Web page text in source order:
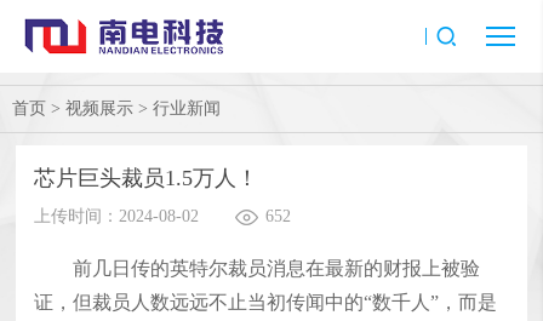
首页 > 视频展示 > 行业新闻
芯片巨头裁员1.5万人！
上传时间：2024-08-02 652
前几日传的英特尔裁员消息在最新的财报上被验
证，但裁员人数远远不止当初传闻中的“数千人”，而是